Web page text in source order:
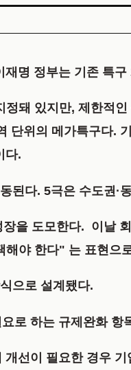
명 정부는 기존 특
돼 있지만, 제한적
단위의 메가특구다.
다.
다. 5극은 수도권·
을 도모한다. 이날
야 한다" 는 표현으
으로 설계됐다.
로 하는 규제완화
선이 필요한 경우